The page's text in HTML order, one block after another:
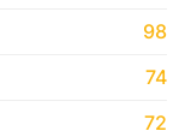
98
74
72